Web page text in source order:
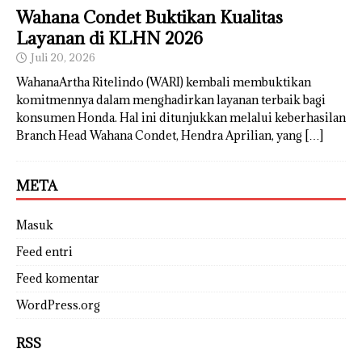
Wahana Condet Buktikan Kualitas
Layanan di KLHN 2026
Juli 20, 2026
WahanaArtha Ritelindo (WARI) kembali membuktikan
komitmennya dalam menghadirkan layanan terbaik bagi
konsumen Honda. Hal ini ditunjukkan melalui keberhasilan
Branch Head Wahana Condet, Hendra Aprilian, yang […]
META
Masuk
Feed entri
Feed komentar
WordPress.org
RSS